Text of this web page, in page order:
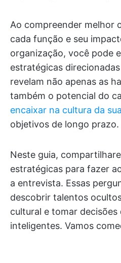
Ao compreender melhor
cada função e seu
organização, você pode
estratégicas
revelam não apenas as
também o potencial do
encaixar na cultura da
objetivos de longo prazo.
Neste guia,
estratégicas para fazer
a entrevista. Essas
descobrir talentos
cultural e tomar
inteligentes. Vamos